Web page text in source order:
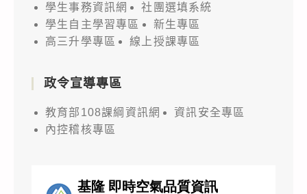
學生事務資訊網
社團選填系統
學生自主學習專區
新生專區
高三升學專區
線上授課專區
政令宣導專區
教育部108課綱資訊網
資訊安全專區
內控稽核專區